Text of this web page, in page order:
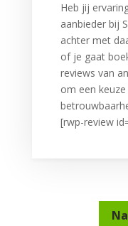
Heb jij
aanbieder bij
achter met
of je gaat
reviews van
om een
[rwp-review